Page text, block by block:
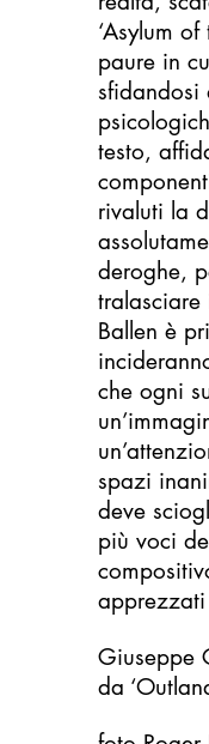
‘Asylum
paure in
testo,
rivaluti la
deroghe,
tralasciare
Ballen è
che ogni
spazi
deve
più voci
Giuseppe
da